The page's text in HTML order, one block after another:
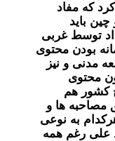
سال ۱۴۰۱ اعلام کرد که مفاد
باید
توسط غربی
بودن محتوی
مدنی و نیز
محتوی
کشور هم
مصاحبه ها و
به نوعی
علی رغم همه